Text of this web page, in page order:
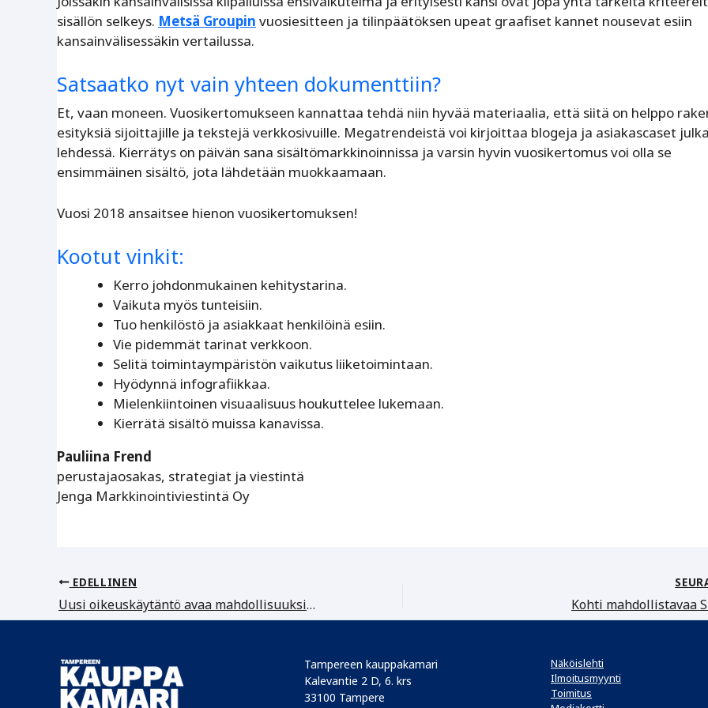
sisällön selkeys. Metsä Groupin vuosiesitteen ja tilinpäätöksen upeat graafiset kannet nousevat esiin
kansainvälisessäkin vertailussa.
Satsaatko nyt vain yhteen dokumenttiin?
Et, vaan moneen. Vuosikertomukseen kannattaa tehdä niin hyvää materiaalia, että siitä on helppo
esityksiä sijoittajille ja tekstejä verkkosivuille. Megatrendeistä voi kirjoittaa blogeja ja asiakascaset
lehdessä. Kierrätys on päivän sana sisältömarkkinoinnissa ja varsin hyvin vuosikertomus voi olla se
ensimmäinen sisältö, jota lähdetään muokkaamaan.
Vuosi 2018 ansaitsee hienon vuosikertomuksen!
Kootut vinkit:
Kerro johdonmukainen kehitystarina.
Vaikuta myös tunteisiin.
Tuo henkilöstö ja asiakkaat henkilöinä esiin.
Vie pidemmät tarinat verkkoon.
Selitä toimintaympäristön vaikutus liiketoimintaan.
Hyödynnä infografiikkaa.
Mielenkiintoinen visuaalisuus houkuttelee lukemaan.
Kierrätä sisältö muissa kanavissa.
Pauliina Frend
perustajaosakas, strategiat ja viestintä
Jenga Markkinointiviestintä Oy
EDELLINEN
Uusi oikeuskäytäntö avaa mahdollisuuksia kiinteistöjen verotusarvojen tarkistamiselle Kohti mahdollistavaa
Tampereen kauppakamari
Kalevantie 2 D, 6. krs
33100 Tampere
Näköislehti
Ilmoitusmyynti
Toimitus